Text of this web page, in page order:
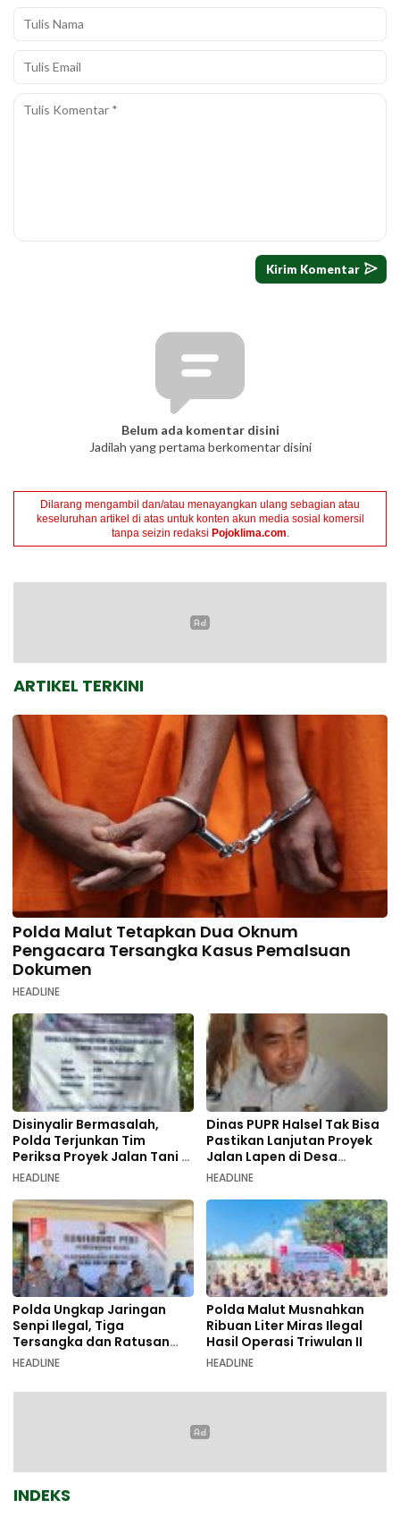
Belum ada komentar disini
Jadilah yang pertama berkomentar disini
Dilarang mengambil dan/atau menayangkan ulang sebagian atau
keseluruhan artikel di atas untuk konten akun media sosial komersil
tanpa seizin redaksi Pojoklima.com.
ARTIKEL TERKINI
Polda Malut Tetapkan Dua Oknum
Pengacara Tersangka Kasus Pemalsuan
Dokumen
HEADLINE
Disinyalir Bermasalah,
Polda Terjunkan Tim
Periksa Proyek Jalan Tani di
Galala
HEADLINE
Dinas PUPR Halsel Tak Bisa
Pastikan Lanjutan Proyek
Jalan Lapen di Desa
Sambiki
HEADLINE
Polda Ungkap Jaringan
Senpi Ilegal, Tiga
Tersangka dan Ratusan
Amunisi Diamankan
HEADLINE
Polda Malut Musnahkan
Ribuan Liter Miras Ilegal
Hasil Operasi Triwulan II
HEADLINE
INDEKS